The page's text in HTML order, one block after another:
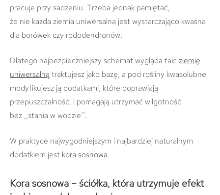
pracuje przy sadzeniu. Trzeba jednak pamiętać,
że nie każda ziemia uniwersalna jest wystarczająco kwaśna
dla borówek czy rododendronów.
Dlatego najbezpieczniejszy schemat wygląda tak: ziemię
uniwersalną traktujesz jako bazę, a pod rośliny kwasolubne
modyfikujesz ją dodatkami, które poprawiają
przepuszczalność, i pomagają utrzymać wilgotność
bez ,,stania w wodzie’’.
W praktyce najwygodniejszym i najbardziej naturalnym
dodatkiem jest kora sosnowa.
Kora sosnowa – ściółka, która utrzymuje efekt